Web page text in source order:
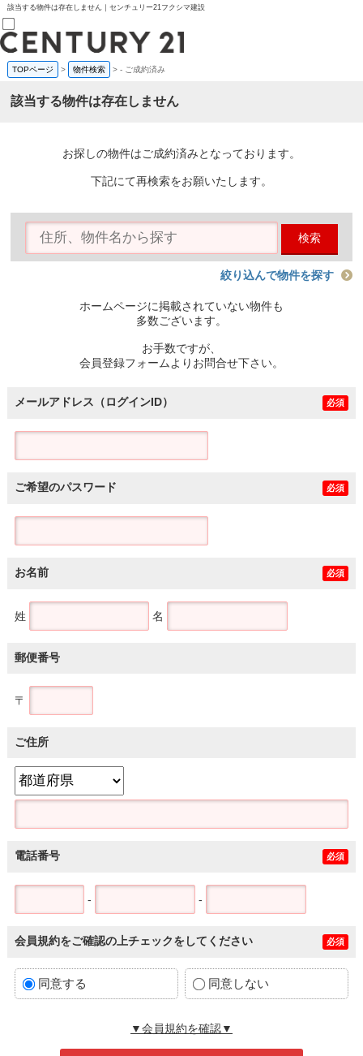
該当する物件は存在しません｜センチュリー21フクシマ建設
売買部
0120-800-844
賃貸部
会員メニュー
物件を探す
購入TOP
条件から探す
住宅ローン控除シミュレータ
TOPページ > 物件検索 >- ご成約済み
該当する物件は存在しません
お探しの物件はご成約済みとなっております。
下記にて再検索をお願いたします。
検索
絞り込んで物件を探す
ホームページに掲載されていない物件も
多数ございます。
お手数ですが、
会員登録フォームよりお問合せ下さい。
メールアドレス（ログインID） 必須
ご希望のパスワード 必須
お名前 必須
姓 名
郵便番号
〒
ご住所
電話番号 必須
- -
会員規約をご確認の上チェックをしてください 必須
同意する 同意しない
▼会員規約を確認▼